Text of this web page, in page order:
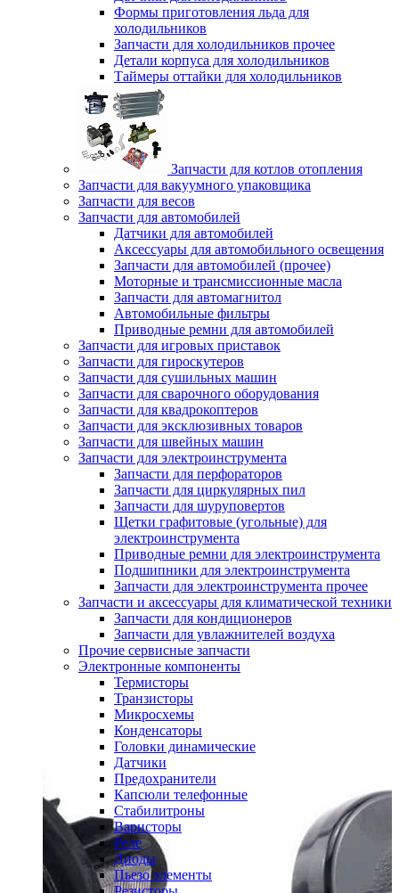
Формы приготовления льда для
холодильников
Запчасти для холодильников прочее
Детали корпуса для холодильников
Таймеры оттайки для холодильников
Запчасти для котлов отопления
Запчасти для вакуумного упаковщика
Запчасти для весов
Запчасти для автомобилей
Датчики для автомобилей
Аксессуары для автомобильного освещения
Запчасти для автомобилей (прочее)
Моторные и трансмиссионные масла
Запчасти для автомагнитол
Автомобильные фильтры
Приводные ремни для автомобилей
Запчасти для игровых приставок
Запчасти для гироскутеров
Запчасти для сушильных машин
Запчасти для сварочного оборудования
Запчасти для квадрокоптеров
Запчасти для эксклюзивных товаров
Запчасти для швейных машин
Запчасти для электроинструмента
Запчасти для перфораторов
Запчасти для циркулярных пил
Запчасти для шуруповертов
Щетки графитовые (угольные) для
электроинструмента
Приводные ремни для электроинструмента
Подшипники для электроинструмента
Запчасти для электроинструмента прочее
Запчасти и аксессуары для климатической техники
Запчасти для кондиционеров
Запчасти для увлажнителей воздуха
Прочие сервисные запчасти
Электронные компоненты
Термисторы
Транзисторы
Микросхемы
Конденсаторы
Головки динамические
Датчики
Предохранители
Капсюли телефонные
Стабилитроны
Варисторы
Реле
Диоды
Пьезо элементы